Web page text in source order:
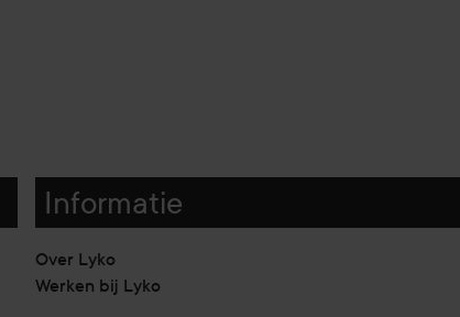
Informatie
Over Lyko
Werken bij Lyko